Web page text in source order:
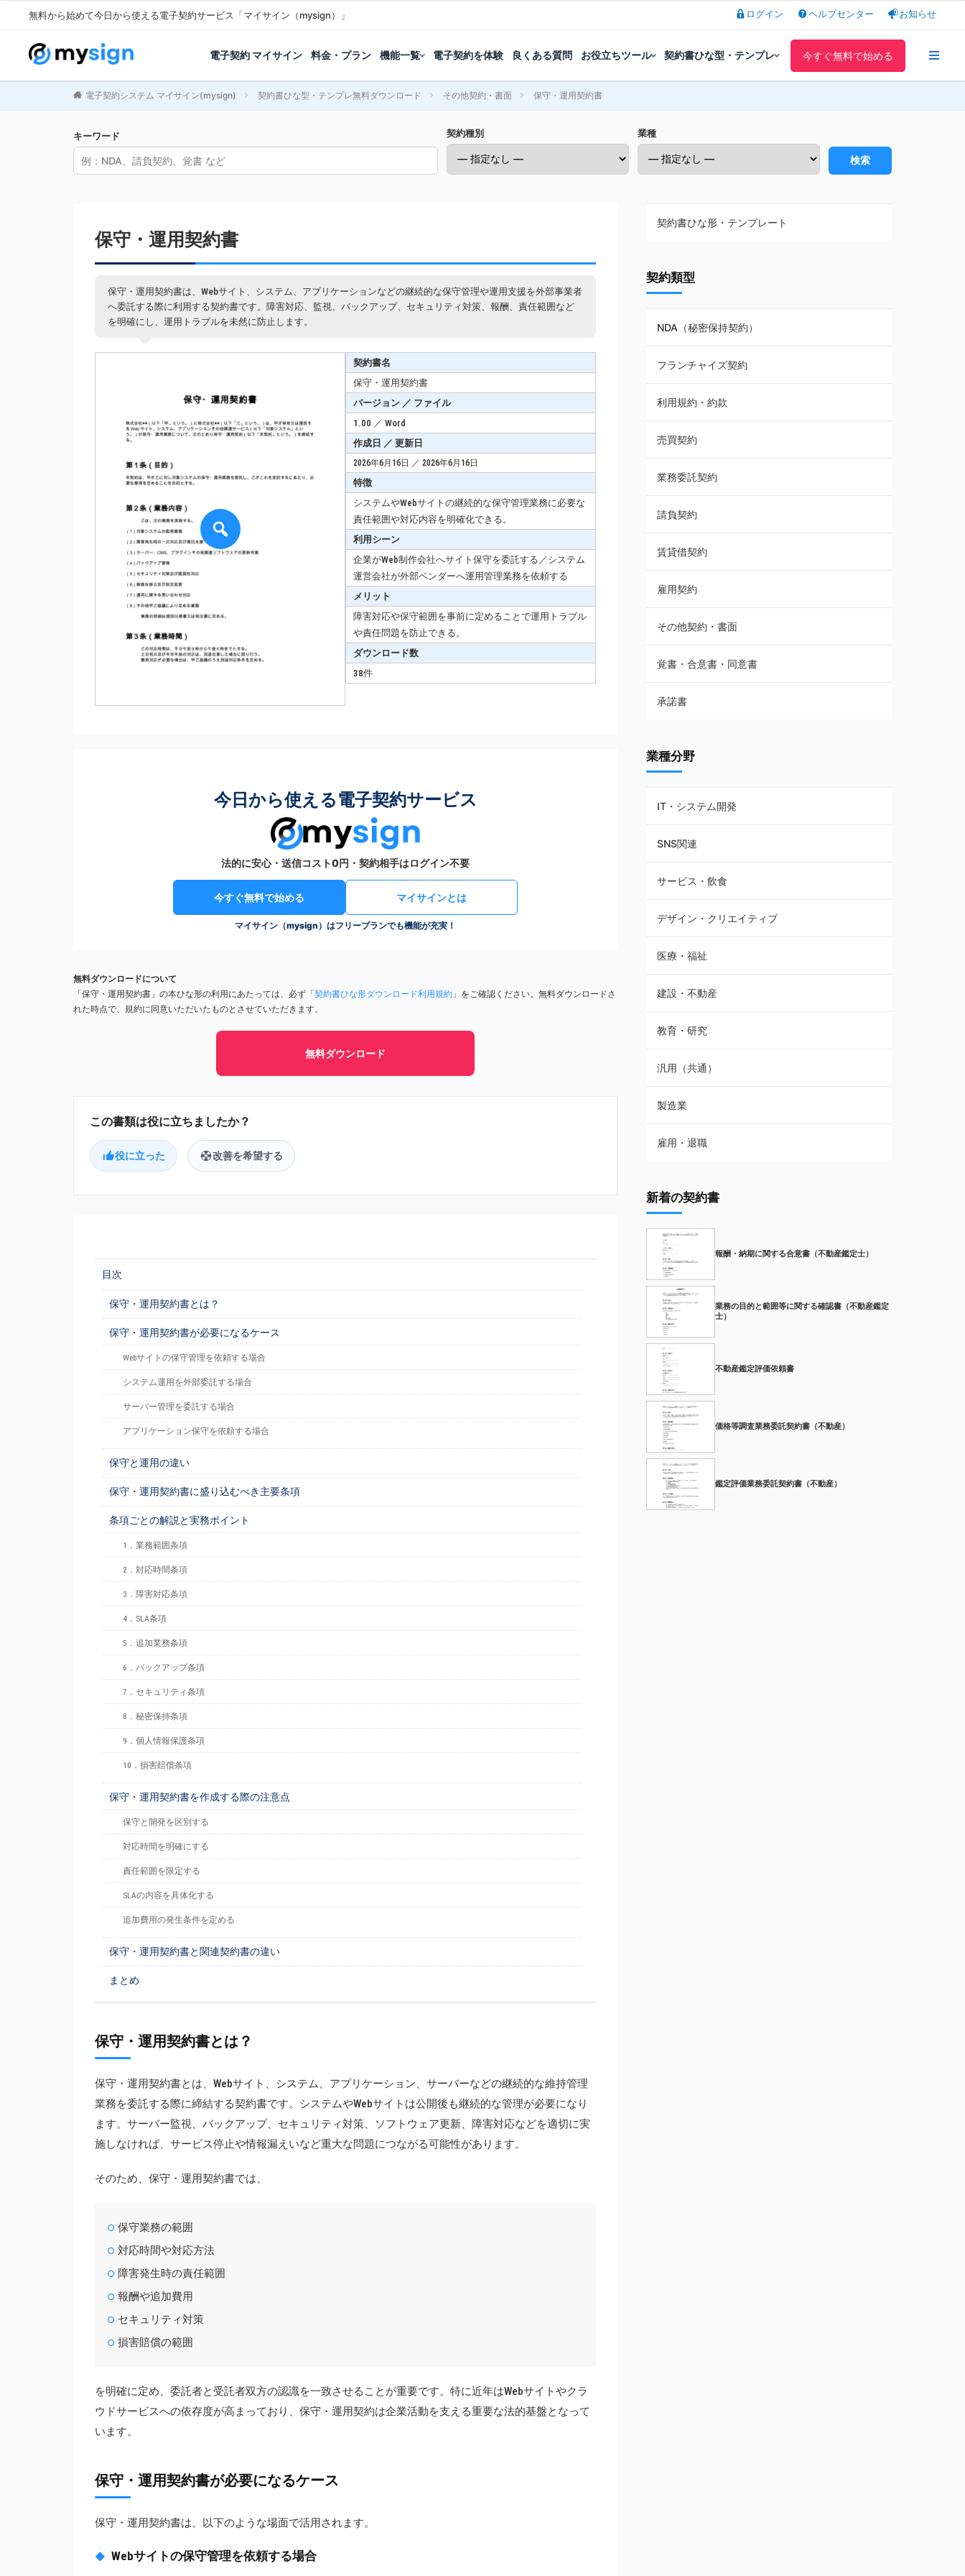
無料から始めて今日から使える電子契約サービス「マイサイン（mysign）」 ログイン ヘルプセンター お知らせ
電子契約 マイサイン 料金・プラン 機能一覧 電子契約を体験 良くある質問 お役立ちツール 契約書ひな型・テンプレ 今すぐ無料で始める
電子契約システム マイサイン(mysign) 契約書ひな型・テンプレ無料ダウンロード その他契約・書面 保守・運用契約書
キーワード 契約種別 業種
検索
保守・運用契約書
保守・運用契約書は、Webサイト、システム、アプリケーションなどの継続的な保守管理や運用支援を外部事業者
へ委託する際に利用する契約書です。障害対応、監視、バックアップ、セキュリティ対策、報酬、責任範囲など
を明確にし、運用トラブルを未然に防止します。
契約書名
保守・運用契約書
バージョン ／ ファイル
1.00 ／ Word
作成日 ／ 更新日
2026年6月16日 ／ 2026年6月16日
特徴
システムやWebサイトの継続的な保守管理業務に必要な
責任範囲や対応内容を明確化できる。
利用シーン
企業がWeb制作会社へサイト保守を委託する／システム
運営会社が外部ベンダーへ運用管理業務を依頼する
メリット
障害対応や保守範囲を事前に定めることで運用トラブル
や責任問題を防止できる。
ダウンロード数
38件
今日から使える電子契約サービス
法的に安心・送信コスト0円・契約相手はログイン不要
今すぐ無料で始める マイサインとは
マイサイン（mysign）はフリープランでも機能が充実！
無料ダウンロードについて
「保守・運用契約書」の本ひな形の利用にあたっては、必ず「契約書ひな形ダウンロード利用規約 」をご確認ください。無料ダウンロードさ
れた時点で、規約に同意いただいたものとさせていただきます。
無料ダウンロード
役に立った 改善を希望する
目次
保守・運用契約書とは？
保守・運用契約書が必要になるケース
Webサイトの保守管理を依頼する場合
システム運用を外部委託する場合
サーバー管理を委託する場合
アプリケーション保守を依頼する場合
保守と運用の違い
保守・運用契約書に盛り込むべき主要条項
条項ごとの解説と実務ポイント
1．業務範囲条項
2．対応時間条項
3．障害対応条項
4．SLA条項
5．追加業務条項
6．バックアップ条項
7．セキュリティ条項
8．秘密保持条項
9．個人情報保護条項
10．損害賠償条項
保守・運用契約書を作成する際の注意点
保守と開発を区別する
対応時間を明確にする
責任範囲を限定する
SLAの内容を具体化する
追加費用の発生条件を定める
保守・運用契約書と関連契約書の違い
まとめ
保守・運用契約書とは？
保守・運用契約書とは、Webサイト、システム、アプリケーション、サーバーなどの継続的な維持管理
業務を委託する際に締結する契約書です。システムやWebサイトは公開後も継続的な管理が必要になり
ます。サーバー監視、バックアップ、セキュリティ対策、ソフトウェア更新、障害対応などを適切に実
施しなければ、サービス停止や情報漏えいなど重大な問題につながる可能性があります。
そのため、保守・運用契約書では、
保守業務の範囲
対応時間や対応方法
障害発生時の責任範囲
報酬や追加費用
セキュリティ対策
損害賠償の範囲
を明確に定め、委託者と受託者双方の認識を一致させることが重要です。特に近年はWebサイトやクラ
ウドサービスへの依存度が高まっており、保守・運用契約は企業活動を支える重要な法的基盤となって
います。
保守・運用契約書が必要になるケース
保守・運用契約書は、以下のような場面で活用されます。
Webサイトの保守管理を依頼する場合
契約書ひな形・テンプレート
NDA（秘密保持契約）
業務委託契約
利用規約・約款
覚書・合意書・同意書
承諾書
雇用契約
その他契約・書面
売買契約
株主総会議事録・関連書類
請負契約
フランチャイズ契約
賃貸借契約
契約類型
NDA（秘密保持契約）
フランチャイズ契約
利用規約・約款
売買契約
業務委託契約
請負契約
賃貸借契約
雇用契約
その他契約・書面
覚書・合意書・同意書
承諾書
業種分野
IT・システム開発
SNS関連
サービス・飲食
デザイン・クリエイティブ
医療・福祉
建設・不動産
教育・研究
汎用（共通）
製造業
雇用・退職
新着の契約書
報酬・納期に関する合意書（不動産鑑定士）
業務の目的と範囲等に関する確認書（不動産鑑定
士）
不動産鑑定評価依頼書
価格等調査業務委託契約書（不動産）
鑑定評価業務委託契約書（不動産）